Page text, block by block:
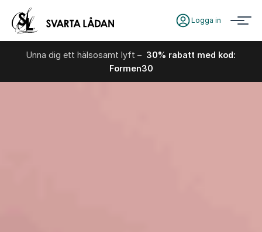
Logga in
Unna dig ett hälsosamt lyft – 30% rabatt med kod:
Formen30